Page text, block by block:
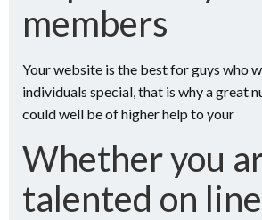
members
Your website is the best for guys who
individuals special, that is why a great
could well be of higher help to your
Whether you
talented on